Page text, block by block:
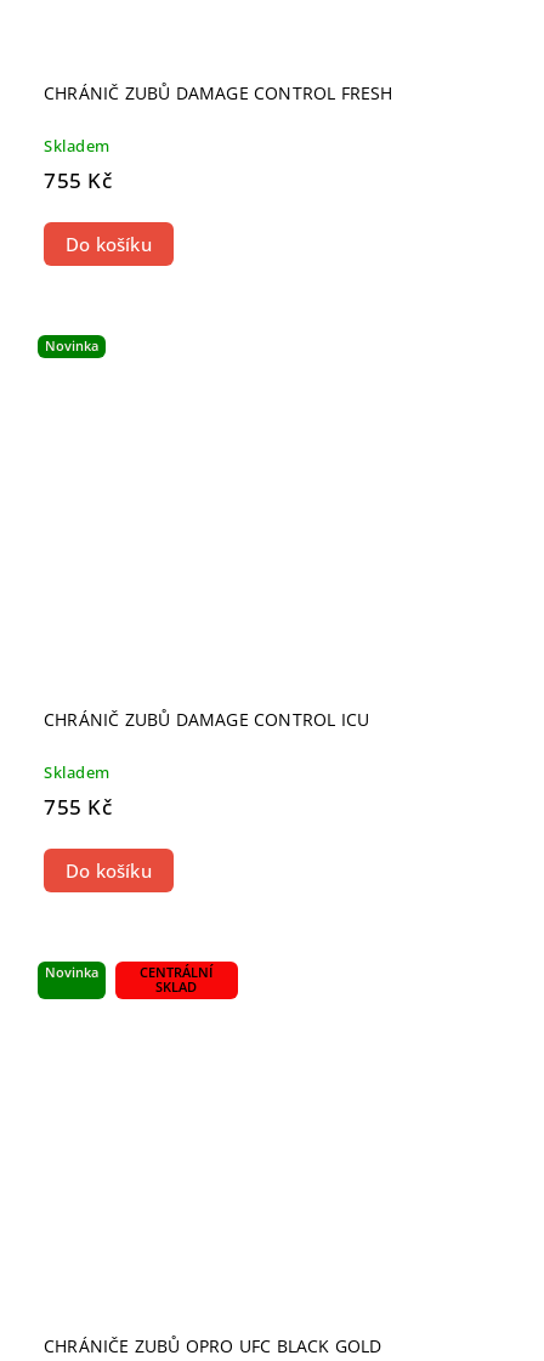
CHRÁNIČ ZUBŮ DAMAGE CONTROL FRESH
Skladem
755 Kč
Do košíku
Novinka
CHRÁNIČ ZUBŮ DAMAGE CONTROL ICU
Skladem
755 Kč
Do košíku
Novinka
CENTRÁLNÍ
SKLAD
CHRÁNIČE ZUBŮ OPRO UFC BLACK GOLD